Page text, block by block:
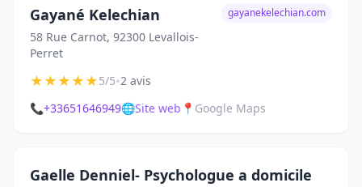
Gayané Kelechian
58 Rue Carnot, 92300 Levallois-
Perret
gayanekelechian.com
★★★★★5/5•2 avis
📞+33651646949🌐Site web 📍 Google Maps
Gaelle Denniel- Psychologue a domicile